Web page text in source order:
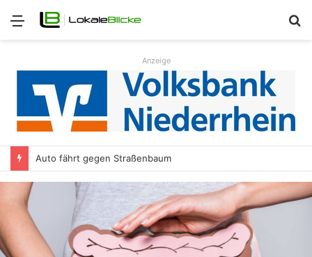
Menü
Anzeige
Auto fährt gegen Straßenbaum